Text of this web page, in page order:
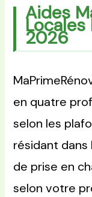
Aides
Locales
2026
en quatre
selon les
résidant dans
de prise en
selon votre